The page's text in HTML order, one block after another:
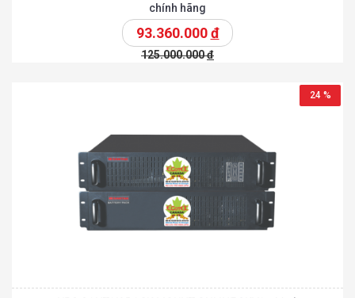
chính hãng
93.360.000đ
125.000.000đ
24 %